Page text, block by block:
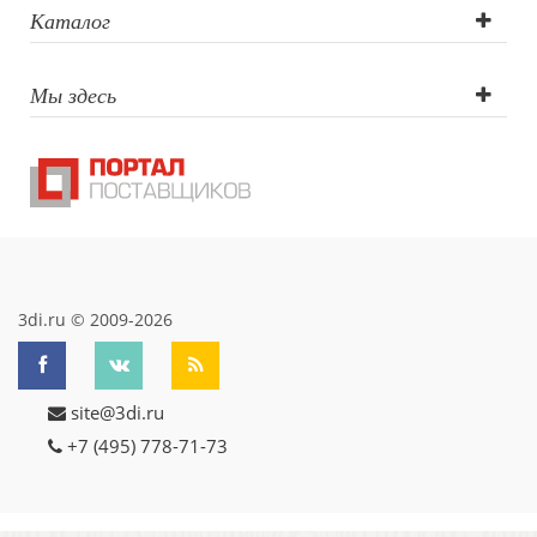
круговая (CO2
лазер),
Цифровая
печать
Каталог
Мы здесь
3di.ru © 2009-2026
site@3di.ru
+7 (495) 778-71-73